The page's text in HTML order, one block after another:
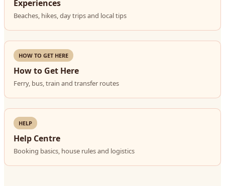
Experiences
Beaches, hikes, day trips and local tips
HOW TO GET HERE
How to Get Here
Ferry, bus, train and transfer routes
HELP
Help Centre
Booking basics, house rules and logistics